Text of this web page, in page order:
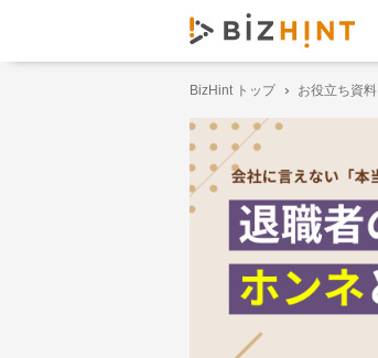
BizHint トップ お役立ち資料